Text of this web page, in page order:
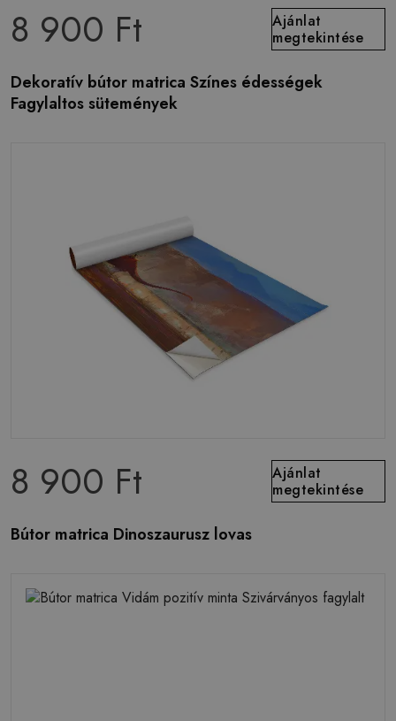
8 900 Ft
Ajánlat
megtekintése
Dekoratív bútor matrica Színes édességek
Fagylaltos sütemények
8 900 Ft
Ajánlat
megtekintése
Bútor matrica Dinoszaurusz lovas